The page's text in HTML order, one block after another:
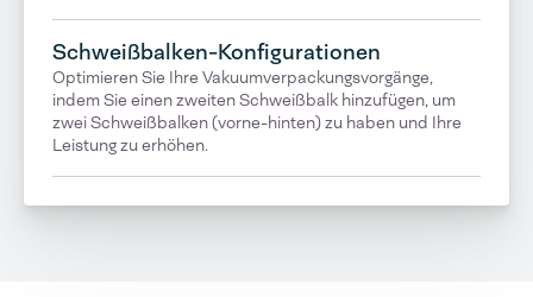
Schweißbalken-Konfigurationen
Optimieren Sie Ihre Vakuumverpackungsvorgänge,
indem Sie einen zweiten Schweißbalk hinzufügen, um
zwei Schweißbalken (vorne-hinten) zu haben und Ihre
Leistung zu erhöhen.